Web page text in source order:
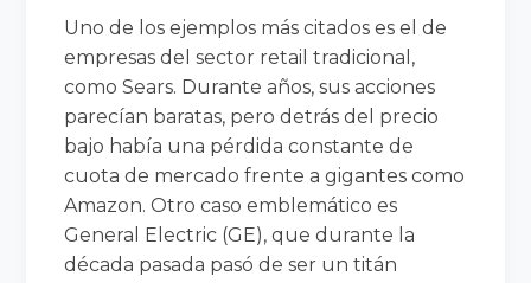
Uno de los ejemplos más citados es el de
empresas del sector retail tradicional,
como Sears. Durante años, sus acciones
parecían baratas, pero detrás del precio
bajo había una pérdida constante de
cuota de mercado frente a gigantes como
Amazon. Otro caso emblemático es
General Electric (GE), que durante la
década pasada pasó de ser un titán